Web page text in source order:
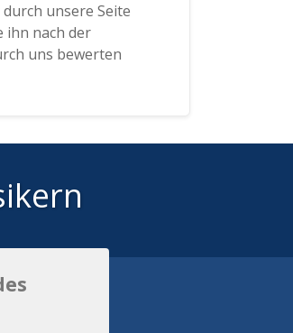
unsere Seite
ihn nach der
uns bewerten